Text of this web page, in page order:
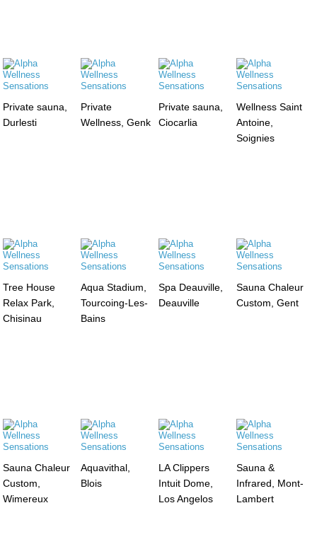
Private sauna,
Durlesti
Private
Wellness, Genk
Private sauna,
Ciocarlia
Wellness Saint
Antoine,
Soignies
Tree House
Relax Park,
Chisinau
Aqua Stadium,
Tourcoing-Les-
Bains
Spa Deauville,
Deauville
Sauna Chaleur
Custom, Gent
Sauna Chaleur
Custom,
Wimereux
Aquavithal,
Blois
LA Clippers
Intuit Dome,
Los Angelos
Sauna &
Infrared, Mont-
Lambert